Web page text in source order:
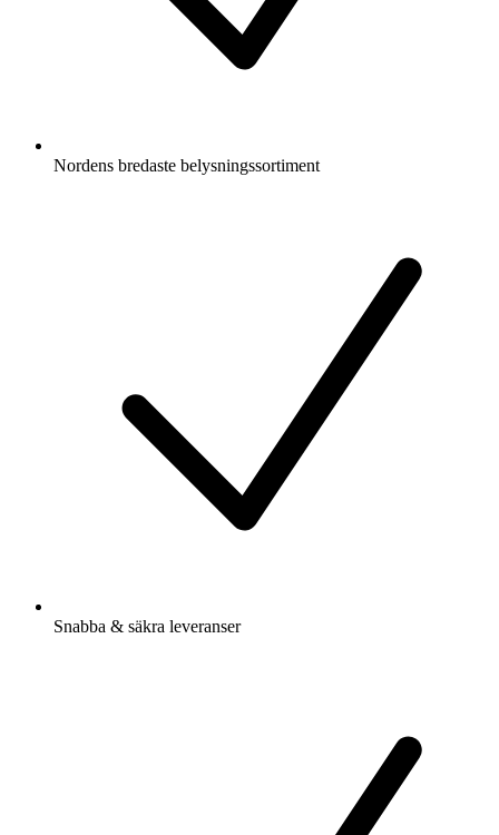
Nordens bredaste belysningssortiment
Snabba & säkra leveranser